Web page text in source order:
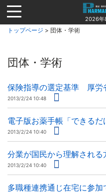
Jump
to
navigation
2026年
トップページ > 団体・学術
団体・学術
保険指導の選定基準 厚労
2013/2/24 10:48
電子版お薬手帳「できるだ
2013/2/24 10:40
分業が国民から理解され
2013/2/24 10:40
多職種連携通じ在宅に参